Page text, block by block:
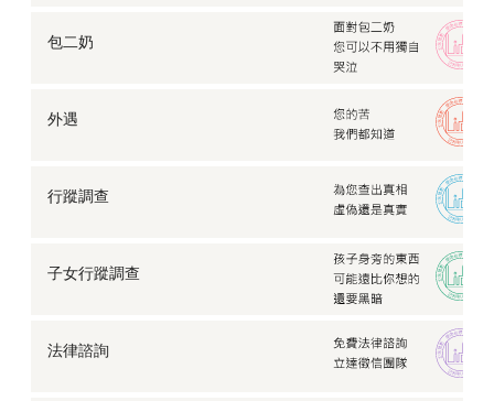
包二奶
外遇
行蹤調查
子女行蹤調查
法律諮詢